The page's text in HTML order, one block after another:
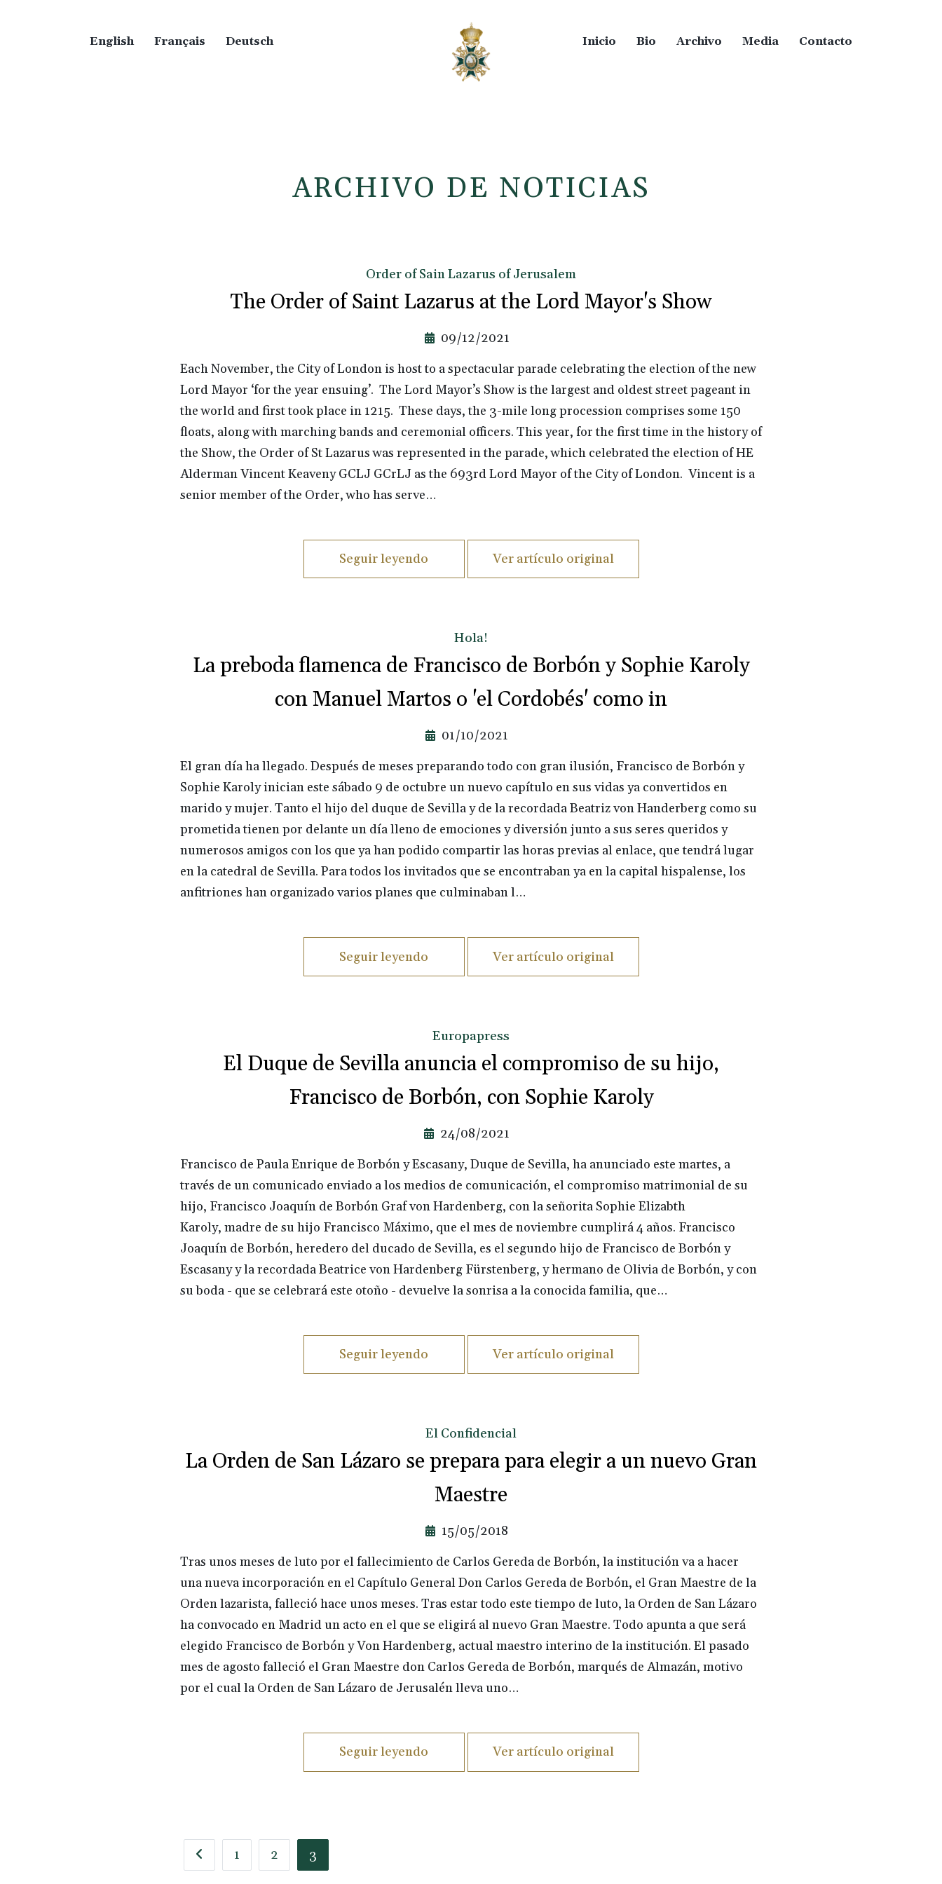
English Français Deutsch Inicio Bio Archivo Media Contacto
ARCHIVO DE NOTICIAS
Order of Sain Lazarus of Jerusalem
The Order of Saint Lazarus at the Lord Mayor's Show
09/12/2021
Each November, the City of London is host to a spectacular parade celebrating the election of the new
Lord Mayor ‘for the year ensuing’. The Lord Mayor’s Show is the largest and oldest street pageant in
the world and first took place in 1215. These days, the 3-mile long procession comprises some 150
floats, along with marching bands and ceremonial officers. This year, for the first time in the history of
the Show, the Order of St Lazarus was represented in the parade, which celebrated the election of HE
Alderman Vincent Keaveny GCLJ GCrLJ as the 693rd Lord Mayor of the City of London. Vincent is a
senior member of the Order, who has serve…
Seguir leyendo Ver artículo original
Hola!
La preboda flamenca de Francisco de Borbón y Sophie Karoly
con Manuel Martos o 'el Cordobés' como in
01/10/2021
El gran día ha llegado. Después de meses preparando todo con gran ilusión, Francisco de Borbón y
Sophie Karoly inician este sábado 9 de octubre un nuevo capítulo en sus vidas ya convertidos en
marido y mujer. Tanto el hijo del duque de Sevilla y de la recordada Beatriz von Handerberg como su
prometida tienen por delante un día lleno de emociones y diversión junto a sus seres queridos y
numerosos amigos con los que ya han podido compartir las horas previas al enlace, que tendrá lugar
en la catedral de Sevilla. Para todos los invitados que se encontraban ya en la capital hispalense, los
anfitriones han organizado varios planes que culminaban l…
Seguir leyendo Ver artículo original
Europapress
El Duque de Sevilla anuncia el compromiso de su hijo,
Francisco de Borbón, con Sophie Karoly
24/08/2021
Francisco de Paula Enrique de Borbón y Escasany, Duque de Sevilla, ha anunciado este martes, a
través de un comunicado enviado a los medios de comunicación, el compromiso matrimonial de su
hijo, Francisco Joaquín de Borbón Graf von Hardenberg, con la señorita Sophie Elizabth
Karoly, madre de su hijo Francisco Máximo, que el mes de noviembre cumplirá 4 años. Francisco
Joaquín de Borbón, heredero del ducado de Sevilla, es el segundo hijo de Francisco de Borbón y
Escasany y la recordada Beatrice von Hardenberg Fürstenberg, y hermano de Olivia de Borbón, y con
su boda - que se celebrará este otoño - devuelve la sonrisa a la conocida familia, que…
Seguir leyendo Ver artículo original
El Confidencial
La Orden de San Lázaro se prepara para elegir a un nuevo Gran
Maestre
15/05/2018
Tras unos meses de luto por el fallecimiento de Carlos Gereda de Borbón, la institución va a hacer
una nueva incorporación en el Capítulo General Don Carlos Gereda de Borbón, el Gran Maestre de la
Orden lazarista, falleció hace unos meses. Tras estar todo este tiempo de luto, la Orden de San Lázaro
ha convocado en Madrid un acto en el que se eligirá al nuevo Gran Maestre. Todo apunta a que será
elegido Francisco de Borbón y Von Hardenberg, actual maestro interino de la institución. El pasado
mes de agosto falleció el Gran Maestre don Carlos Gereda de Borbón, marqués de Almazán, motivo
por el cual la Orden de San Lázaro de Jerusalén lleva uno…
Seguir leyendo Ver artículo original
1 2 3